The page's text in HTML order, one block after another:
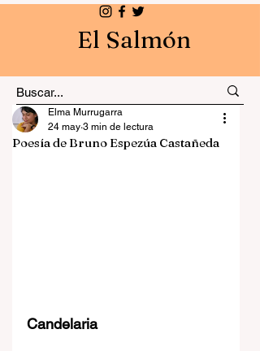
El Salmón
Poesía de Bruno Espezúa Castañeda
Elma Murrugarra
24 may 3 min de lectura
Candelaria